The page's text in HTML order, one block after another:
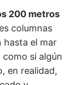
200 metros
columnas
hasta el mar
si algún
en realidad,